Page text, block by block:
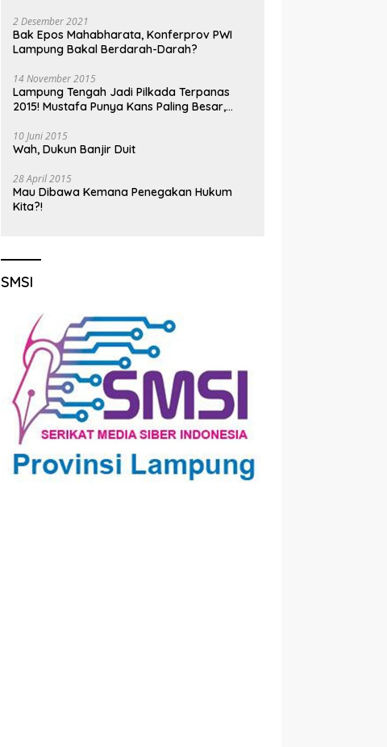
2 Desember 2021
Bak Epos Mahabharata, Konferprov PWI
Lampung Bakal Berdarah-Darah?
14 November 2015
Lampung Tengah Jadi Pilkada Terpanas
2015! Mustafa Punya Kans Paling Besar,
10 Juni 2015
Wah, Dukun Banjir Duit
28 April 2015
Mau Dibawa Kemana Penegakan Hukum
Kita?!
SMSI